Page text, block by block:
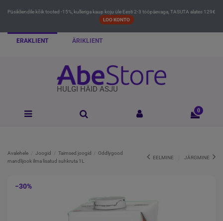
Püsikliendile kõik tooted -15%, kulleriga kaup koju üle Eesti 2-3 tööpäevaga, TASUTA alates 129€
LOO KONTO
ERAKLIENT ÄRIKLIENT
HULGI HÄID ASJU
0
Avalehele Joogid Taimsed joogid
Oddlygood
mandlijook ilma lisatud suhkruta 1L
EELMINE JÄRGMINE
−30%